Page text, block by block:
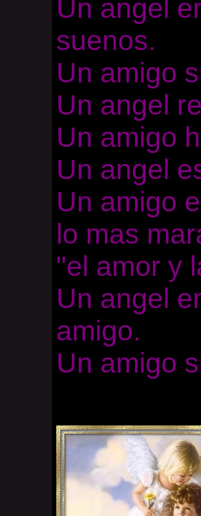
Un angel
suenos.
Un amigo
Un angel
Un amigo
Un angel
Un amigo
lo mas
"el amor y
Un angel
amigo.
Un amigo